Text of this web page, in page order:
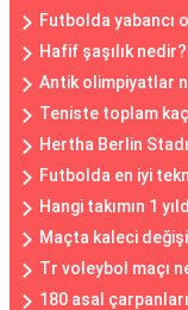
Futbolda yabancı
Hafif şaşılık nedir?
Antik olimpiyatlar
Teniste toplam
Hertha Berlin
Futbolda en iyi
Hangi takımın 1
Maçta kaleci
Tr voleybol maçı
180 asal